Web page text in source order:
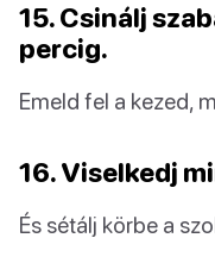
15. Csinálj
percig.
Emeld fel a kezed,
16. Viselkedj
És sétálj körbe a